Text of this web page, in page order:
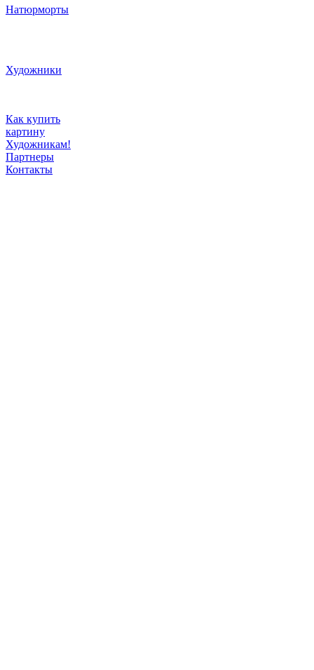
Натюрморты
Художники
Как купить
картину
Художникам!
Партнеры
Контакты